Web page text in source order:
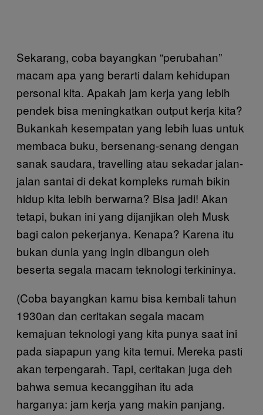
Sekarang, coba bayangkan “perubahan”
macam apa yang berarti dalam kehidupan
personal kita. Apakah jam kerja yang lebih
pendek bisa meningkatkan output kerja kita?
Bukankah kesempatan yang lebih luas untuk
membaca buku, bersenang-senang dengan
sanak saudara, travelling atau sekadar jalan-
jalan santai di dekat kompleks rumah bikin
hidup kita lebih berwarna? Bisa jadi! Akan
tetapi, bukan ini yang dijanjikan oleh Musk
bagi calon pekerjanya. Kenapa? Karena itu
bukan dunia yang ingin dibangun oleh
beserta segala macam teknologi terkininya.
(Coba bayangkan kamu bisa kembali tahun
1930an dan ceritakan segala macam
kemajuan teknologi yang kita punya saat ini
pada siapapun yang kita temui. Mereka pasti
akan terpengarah. Tapi, ceritakan juga deh
bahwa semua kecanggihan itu ada
harganya: jam kerja yang makin panjang.